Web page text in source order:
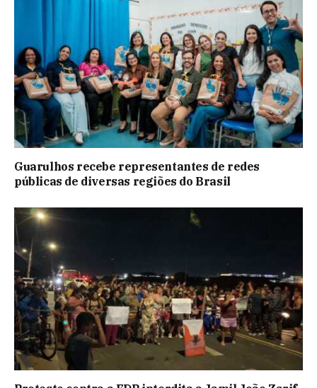
Guarulhos recebe representantes de redes
públicas de diversas regiões do Brasil